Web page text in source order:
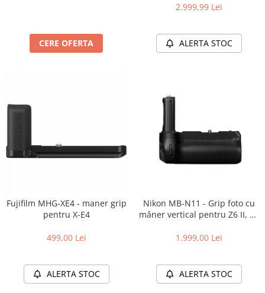
CERE OFERTA
2.999,99 Lei
ALERTA STOC
Fujifilm MHG-XE4 - maner grip
pentru X-E4
499,00 Lei
ALERTA STOC
Nikon MB-N11 - Grip foto cu
mâner vertical pentru Z6 II, Z7
1.999,00 Lei
ALERTA STOC